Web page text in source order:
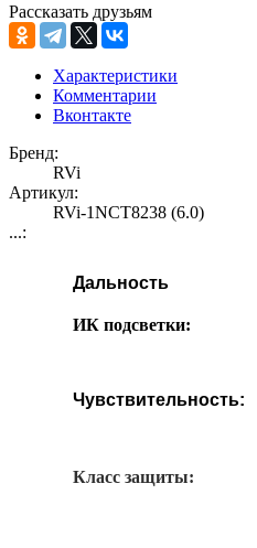
Рассказать друзьям
Характеристики
Комментарии
Вконтакте
Бренд:
RVi
Артикул:
RVi-1NCT8238 (6.0)
...:
Дальность
ИК подсветки:
Чувствительность:
Класс защиты: